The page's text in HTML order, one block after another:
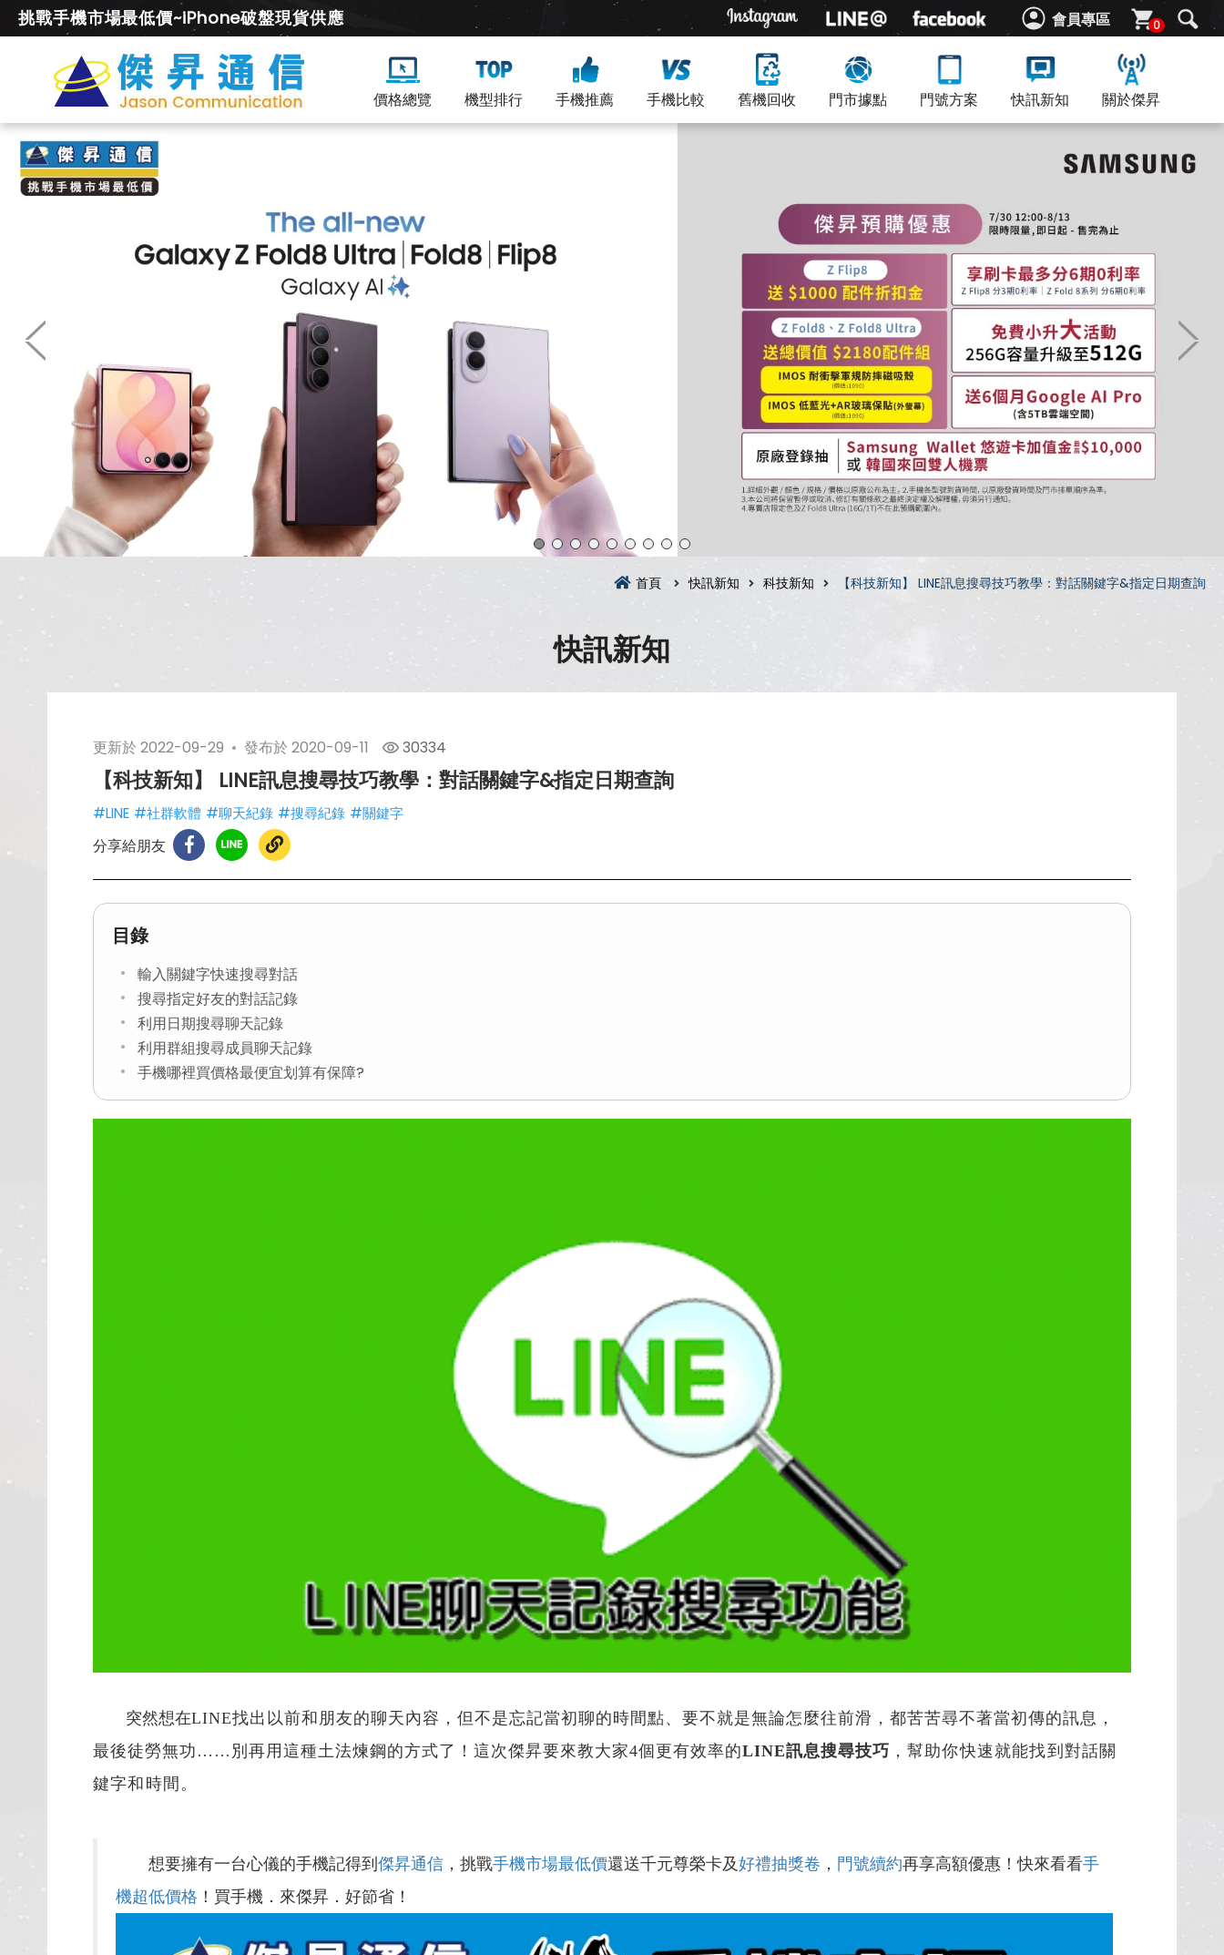
會員專區 0
挑戰手機市場最低價~iPhone破盤現貨供應
價格總覽 機型排行 手機推薦 手機比較 舊機回收 門市據點 門號方案 快訊新知 關於傑昇
首頁 快訊新知 科技新知 【科技新知】 LINE訊息搜尋技巧教學：對話關鍵字&指定日期查詢
快訊新知
更新於 2022-09-29 發布於 2020-09-11 30334
【科技新知】 LINE訊息搜尋技巧教學：對話關鍵字&指定日期查詢
#LINE #社群軟體 #聊天紀錄 #搜尋紀錄 #關鍵字
分享給朋友
目錄
輸入關鍵字快速搜尋對話
搜尋指定好友的對話記錄
利用日期搜尋聊天記錄
利用群組搜尋成員聊天記錄
手機哪裡買價格最便宜划算有保障?
突然想在LINE找出以前和朋友的聊天內容，但不是忘記當初聊的時間點、要不就是無論怎麼往前滑，都苦苦尋不著當初傳的訊息，
最後徒勞無功……別再用這種土法煉鋼的方式了！這次傑昇要來教大家4個更有效率的LINE訊息搜尋技巧 ， 幫助你快速就能找到對話關
鍵字和時間。
想要擁有一台心儀的手機記得到 傑昇通信 ，挑戰手機市場最低價還送千元尊榮卡及好禮抽獎卷 ， 門號續約再享高額優惠！快來看看手
機超低價格 ！買手機．來傑昇．好節省！